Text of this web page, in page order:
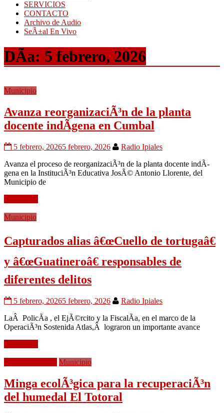
SERVICIOS
CONTACTO
Archivo de Audio
SeÃ±al En Vivo
DÃ­a: 5 febrero, 2026
Municipio
Avanza reorganizaciÃ³n de la planta
docente indÃ­gena en Cumbal
5 febrero, 20265 febrero, 2026
Radio Ipiales
Avanza el proceso de reorganizaciÃ³n de la planta docente indÃ­
gena en la InstituciÃ³n Educativa JosÃ© Antonio Llorente, del
Municipio de
Municipio
Capturados alias â€œCuello de tortugaâ€
y â€œGuatineroâ€ responsables de
diferentes delitos
5 febrero, 20265 febrero, 2026
Radio Ipiales
LaÂ PolicÃ­a , el EjÃ©rcito y la FiscalÃ­a, en el marco de la
OperaciÃ³n Sostenida Atlas,Â lograron un importante avance
Municipio
Minga ecolÃ³gica para la recuperaciÃ³n
del humedal El Totoral